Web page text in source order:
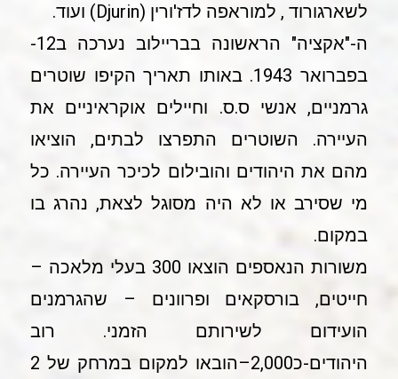
לשארגורוד , למוראפה לדז'ורין (Djurin) ועוד.
ה-"אקציה" הראשונה בבריילוב נערכה ב12-
בפברואר 1943. באותו תאריך הקיפו שוטרים
גרמניים, אנשי ס.ס. וחיילים אוקראיניים את
העיירה. השוטרים התפרצו לבתים, הוציאו
מהם את היהודים והובילום לכיכר העיירה. כל
מי שסירב או לא היה מסוגל לצאת, נהרג בו
במקום.
משורות הנאספים הוצאו 300 בעלי מלאכה –
חייטים, בורסקאים ופרוונים – שהגרמנים
הועידום לשירותם הזמני. רוב
היהודים-כ2,000–הובאו למקום במרחק של 2